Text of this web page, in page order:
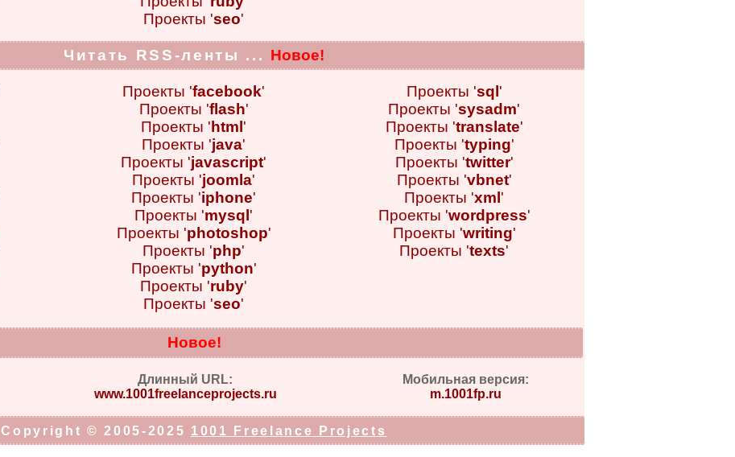
Проекты 'seo'
Читать RSS-ленты ... Новое!
Проекты 'facebook'
Проекты 'flash'
Проекты 'html '
Проекты 'java'
Проекты 'javascript'
Проекты 'joomla'
Проекты 'iphone'
Проекты 'mysql '
Проекты 'photoshop'
Проекты 'php'
Проекты 'python'
Проекты 'ruby'
Проекты 'seo'
Проекты 'sql '
Проекты 'sysadm'
Проекты 'translate'
Проекты 'typing'
Проекты 'twitter'
Проекты 'vbnet'
Проекты 'xml '
Проекты 'wordpress'
Проекты 'writing'
Проекты 'texts'
Новое!
Длинный URL:
www.1001freelanceprojects.ru
Мобильная версия:
m.1001fp.ru
Copyright © 2005-2025 1001 Freelance Projects